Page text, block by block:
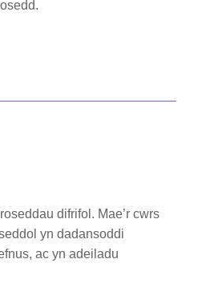
difrifol. Mae’r cwrs
yn dadansoddi
ac yn adeiladu